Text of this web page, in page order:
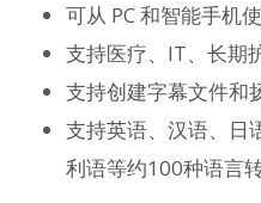
可从 PC 和智能手机
支持医疗、IT、长期
支持创建字幕文件和
支持英语、汉语、日
利语等约100种语言转